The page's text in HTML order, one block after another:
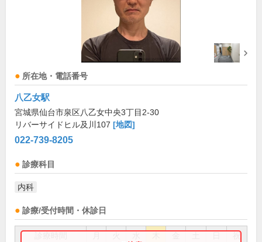
所在地・電話番号
八乙女駅
宮城県仙台市泉区八乙女中央3丁目2-30
リバーサイドヒル及川107 [地図]
022-739-8205
診療科目
内科
診療/受付時間・休診日
祝